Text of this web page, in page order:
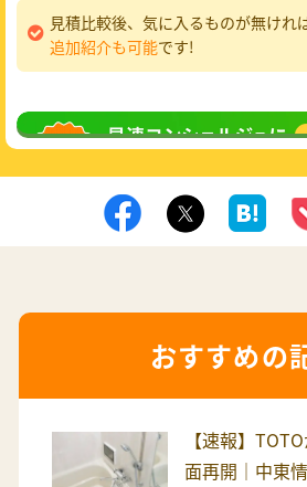
見積比較後、気に入るものが無けれ
追加紹介も可能です!
無料相談してみ
おすすめの
【速報】
面再開｜中東